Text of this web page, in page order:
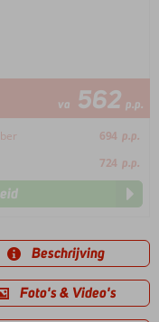
va 562 p.p.
694 p.p.
724 p.p.
Beschrijving
Foto's & Video's